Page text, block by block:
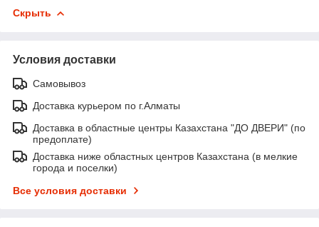
Скрыть
Условия доставки
Самовывоз
Доставка курьером по г.Алматы
Доставка в областные центры Казахстана "ДО ДВЕРИ" (по
предоплате)
Доставка ниже областных центров Казахстана (в мелкие
города и поселки)
Все условия доставки